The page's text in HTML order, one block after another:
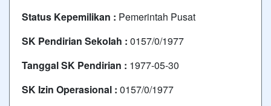
Status Kepemilikan : Pemerintah Pusat
SK Pendirian Sekolah : 0157/0/1977
Tanggal SK Pendirian : 1977-05-30
SK Izin Operasional : 0157/0/1977